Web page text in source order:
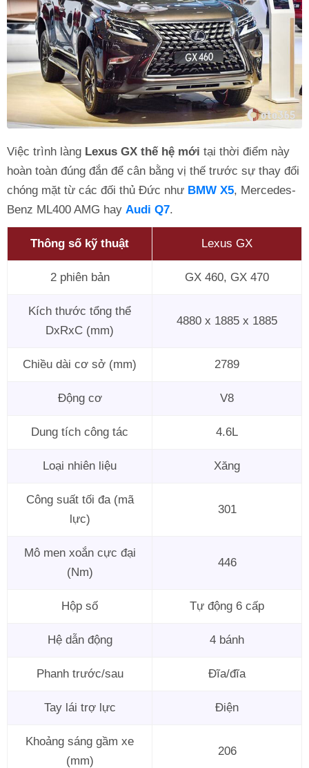
Việc trình làng Lexus GX thế hệ mới tại thời điểm này
hoàn toàn đúng đắn để cân bằng vị thế trước sự thay đổi
chóng mặt từ các đối thủ Đức như BMW X5, Mercedes-
Benz ML400 AMG hay Audi Q7.
Thông số kỹ thuật Lexus GX
2 phiên bản GX 460, GX 470
Kích thước tổng thể
DxRxC (mm)
4880 x 1885 x 1885
Chiều dài cơ sở (mm) 2789
Động cơ V8
Dung tích công tác 4.6L
Loại nhiên liệu Xăng
Công suất tối đa (mã
lực)
301
Mô men xoắn cực đại
(Nm)
446
Hộp số Tự động 6 cấp
Hệ dẫn động 4 bánh
Phanh trước/sau Đĩa/đĩa
Tay lái trợ lực Điện
Khoảng sáng gầm xe
(mm)
206